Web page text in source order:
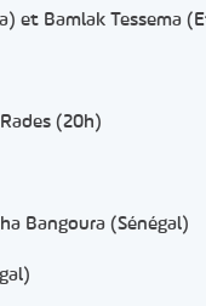
et Bamlak Tessema
(20h)
Bangoura (Sénégal)